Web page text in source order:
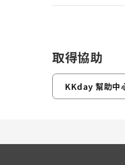
取得協助
KKday 幫助中